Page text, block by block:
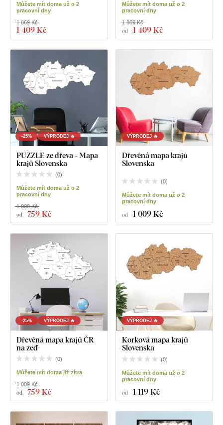
Můžete mít doma už o 2
pracovní dny
1 409 Kč
1 869 Kč
Můžete mít doma už o 2
pracovní dny
od 1 409 Kč
1 869 Kč
-25% VÝPRODEJ 🔥
PUZZLE ze dřeva - Mapa
krajů Slovenska
(0)
Můžete mít doma už o 2
pracovní dny
od 759 Kč
1 009 Kč
VÝPRODEJ 🔥
Dřevěná mapa krajů
Slovenska
(0)
Můžete mít doma už o 2
pracovní dny
od 1 009 Kč
-25% VÝPRODEJ 🔥
Dřevěná mapa krajů ČR
na zeď
(0)
Můžete mít doma již zítra
od 759 Kč
1 009 Kč
VÝPRODEJ 🔥
Korková mapa krajů
Slovenska
(0)
Můžete mít doma už o 2
pracovní dny
od 1 119 Kč